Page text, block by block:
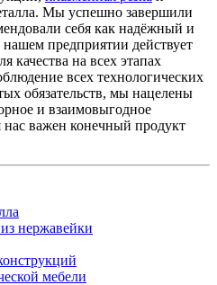
Мы успешно завершили
себя как надёжный и
предприятии действует
качества на всех этапах
всех технологических
обязательств, мы нацелены
и взаимовыгодное
нас важен конечный продукт
нержавейки
мебели